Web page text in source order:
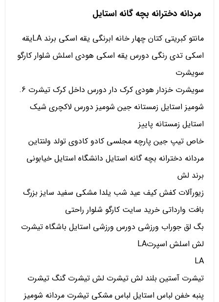
مردانه دخترانه بچه گانه استایل
مانتو کبریتی کتان چهار خانه ابرنگی یقه اسکی برند LAیقه
اسکی تدی رنگی دورس یقه اسکی هودی اسلش شلوار کارگو
سویشرت
سویشرت خزدار هودی کرک دار دورس داخل کرک تیشرت 6.
شومیز استایل زمستانه جین شومیز دورس لاکچری شیک
استایل زمستانه پاییز
خاص تیپ جین پارچه مجلسی کادو کادوی تولد ولنتاین
مردانه دخترانه بچه گانه استایل دانشگاه استایل خیابونی
برند لش
زیورآلات کفش کیف عید شب یلدا مشکی سفید سایز بزرگ
بافت وارداتی خرید سایت کارگو شلوار راحتی
بگ لق جوراب ورزشی دورس ورزشی استایل باشگاه تیشرت
لش اسلش اسپرتLA
LA
تیشرت آستین بلند لش تیشرت لش تیشرت گنگ تیشرت
پنبه خفن لباس استایل لباس مشکی تیشرت مردانه شومیز